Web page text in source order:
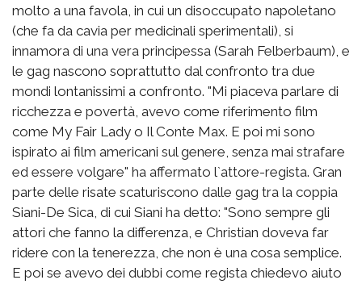
molto a una favola, in cui un disoccupato napoletano
(che fa da cavia per medicinali sperimentali), si
innamora di una vera principessa (Sarah Felberbaum), e
le gag nascono soprattutto dal confronto tra due
mondi lontanissimi a confronto. "Mi piaceva parlare di
ricchezza e povertà, avevo come riferimento film
come My Fair Lady o Il Conte Max. E poi mi sono
ispirato ai film americani sul genere, senza mai strafare
ed essere volgare" ha affermato l`attore-regista. Gran
parte delle risate scaturiscono dalle gag tra la coppia
Siani-De Sica, di cui Siani ha detto: "Sono sempre gli
attori che fanno la differenza, e Christian doveva far
ridere con la tenerezza, che non è una cosa semplice.
E poi se avevo dei dubbi come regista chiedevo aiuto